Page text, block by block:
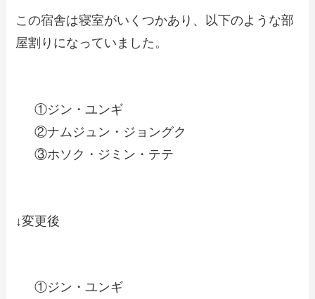
この宿舎は寝室がいくつかあり、以下のような部
屋割りになっていました。
①ジン・ユンギ
②ナムジュン・ジョングク
③ホソク・ジミン・テテ
↓変更後
①ジン・ユンギ